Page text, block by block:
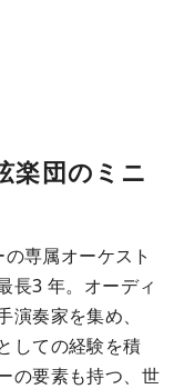
楽団のミニ
専属オーケスト
長3 年。オーディ
奏家を集め、
しての経験を積
の要素も持つ、世